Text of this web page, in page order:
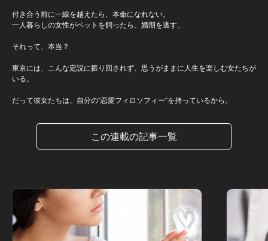
付き合う前に一線を越えたら、本命になれない。
一人暮らしの女性がペットを飼ったら、婚期を逃す。
それって、本当？
東京には、こんな定説に振り回されず、思うがままに人生を楽しむ女たちが
いる。
だって彼女たちは、自分の“恋愛フィロソフィー“を持っているから。
この連載の記事一覧